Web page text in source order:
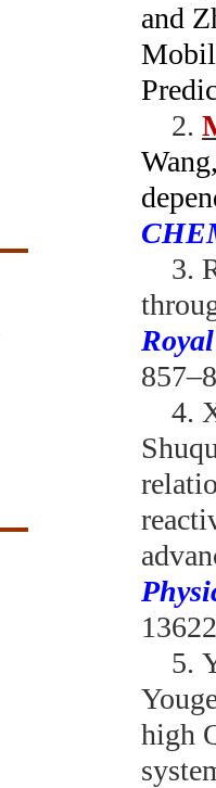
and
2.
3.
4.
5.
high